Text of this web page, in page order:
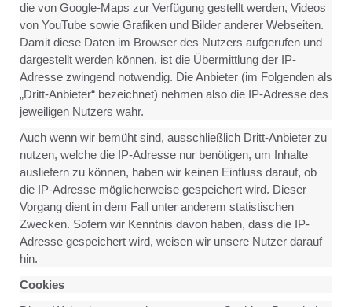
die von Google-Maps zur Verfügung gestellt werden, Videos
von YouTube sowie Grafiken und Bilder anderer Webseiten.
Damit diese Daten im Browser des Nutzers aufgerufen und
dargestellt werden können, ist die Übermittlung der IP-
Adresse zwingend notwendig. Die Anbieter (im Folgenden als
„Dritt-Anbieter“ bezeichnet) nehmen also die IP-Adresse des
jeweiligen Nutzers wahr.
Auch wenn wir bemüht sind, ausschließlich Dritt-Anbieter zu
nutzen, welche die IP-Adresse nur benötigen, um Inhalte
ausliefern zu können, haben wir keinen Einfluss darauf, ob
die IP-Adresse möglicherweise gespeichert wird. Dieser
Vorgang dient in dem Fall unter anderem statistischen
Zwecken. Sofern wir Kenntnis davon haben, dass die IP-
Adresse gespeichert wird, weisen wir unsere Nutzer darauf
hin.
Cookies